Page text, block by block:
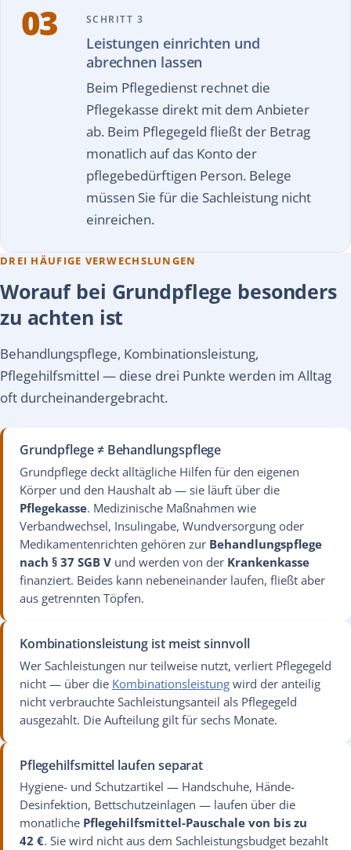
03 SCHRITT 3
Leistungen einrichten und
abrechnen lassen
Beim Pflegedienst rechnet die
Pflegekasse direkt mit dem Anbieter
ab. Beim Pflegegeld fließt der Betrag
monatlich auf das Konto der
pflegebedürftigen Person. Belege
müssen Sie für die Sachleistung nicht
einreichen.
DREI HÄUFIGE VERWECHSLUNGEN
Worauf bei Grundpflege besonders
zu achten ist
Behandlungspflege, Kombinationsleistung,
Pflegehilfsmittel — diese drei Punkte werden im Alltag
oft durcheinandergebracht.
Grundpflege ≠ Behandlungspflege
Grundpflege deckt alltägliche Hilfen für den eigenen
Körper und den Haushalt ab — sie läuft über die
Pflegekasse. Medizinische Maßnahmen wie
Verbandwechsel, Insulingabe, Wundversorgung oder
Medikamentenrichten gehören zur Behandlungspflege
nach § 37 SGB Vund werden von der Krankenkasse
finanziert. Beides kann nebeneinander laufen, fließt aber
aus getrennten Töpfen.
Kombinationsleistung ist meist sinnvoll
Wer Sachleistungen nur teilweise nutzt, verliert Pflegegeld
nicht — über die Kombinationsleistungwird der anteilig
nicht verbrauchte Sachleistungsanteil als Pflegegeld
ausgezahlt. Die Aufteilung gilt für sechs Monate.
Pflegehilfsmittel laufen separat
Hygiene- und Schutzartikel — Handschuhe, Hände-
Desinfektion, Bettschutzeinlagen — laufen über die
monatliche Pflegehilfsmittel-Pauschale von bis zu
42 €. Sie wird nicht aus dem Sachleistungsbudget bezahlt